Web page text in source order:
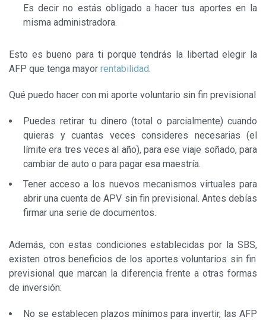
Es decir no estás obligado a hacer tus aportes en la
misma administradora.
Esto es bueno para ti porque tendrás la libertad elegir la
AFP que tenga mayor rentabilidad.
Qué puedo hacer con mi aporte voluntario sin fin previsional
Puedes retirar tu dinero (total o parcialmente) cuando
quieras y cuantas veces consideres necesarias (el
límite era tres veces al año), para ese viaje soñado, para
cambiar de auto o para pagar esa maestría.
Tener acceso a los nuevos mecanismos virtuales para
abrir una cuenta de APV sin fin previsional. Antes debías
firmar una serie de documentos.
Además, con estas condiciones establecidas por la SBS,
existen otros beneficios de los aportes voluntarios sin fin
previsional que marcan la diferencia frente a otras formas
de inversión:
No se establecen plazos mínimos para invertir, las AFP